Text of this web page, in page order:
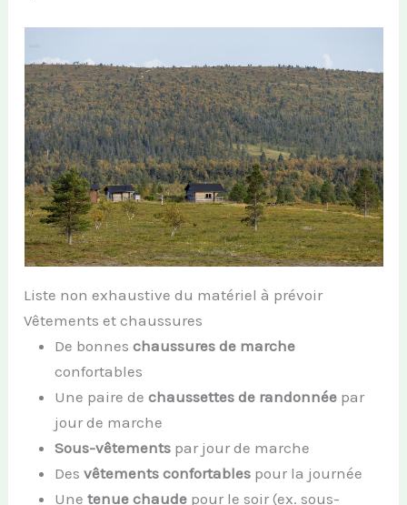
Liste non exhaustive du matériel à prévoir
Vêtements et chaussures
De bonneschaussures de marche
confortables
Une paire dechaussettes de randonnée par
jour de marche
Sous-vêtements par jour de marche
Desvêtements confortables pour la journée
Unetenue chaude pour le soir (ex. sous-